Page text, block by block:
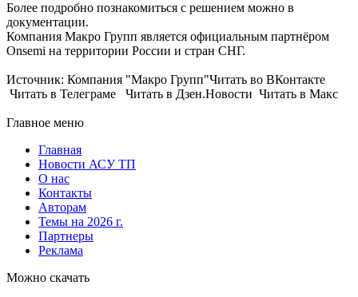
Более подробно познакомиться с решением можно в
документации.
Компания Макро Групп является официальным партнёром
Onsemi на территории России и стран СНГ.
Источник: Компания "Макро Групп"Читать во ВКонтакте
Читать в Телеграме Читать в Дзен.Новости Читать в Макс
Главное меню
Главная
Новости АСУ ТП
О нас
Контакты
Авторам
Темы на 2026 г.
Партнеры
Реклама
Можно скачать